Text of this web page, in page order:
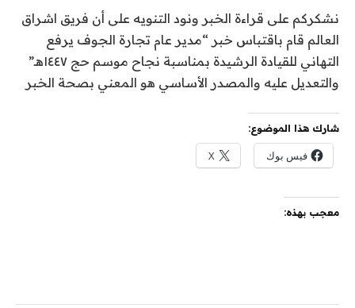
نشكركم على قراءة الخبر ونود التنويه على أن فريق اشراق
العالم قام باقتباس خبر “مدير عام تجارة الجوف يرفع
التهاني للقيادة الرشيدة بمناسبة نجاح موسم حج ١٤٤٧هـ”
والتعديل عليه والمصدر الأساسي هو المعني بصحة الخبر
شارك هذا الموضوع:
فيس بوك X
معجب بهذه: